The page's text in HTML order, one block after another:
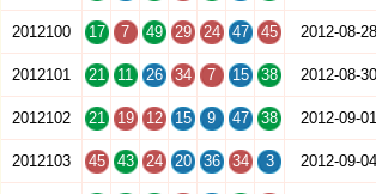
2012100 17 7 49 29 24 47 45 2012-08-28
2012101 21 11 26 34 7 15 38 2012-08-30
2012102 21 19 12 15 9 47 38 2012-09-01
2012103 45 43 24 20 36 34 3 2012-09-04